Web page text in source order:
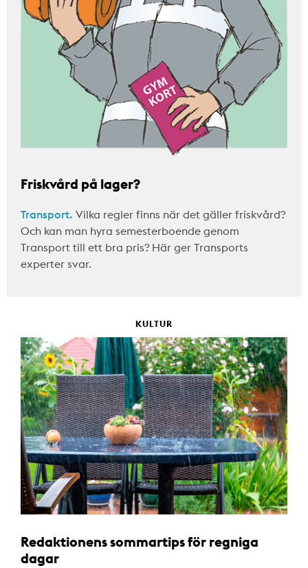
Friskvård på lager?
Transport. Vilka regler finns när det gäller friskvård?
Och kan man hyra semesterboende genom
Transport till ett bra pris? Här ger Transports
experter svar.
KULTUR
Redaktionens sommartips för regniga
dagar